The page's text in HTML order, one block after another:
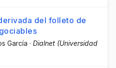
del folleto de
García · Dialnet (Universidad